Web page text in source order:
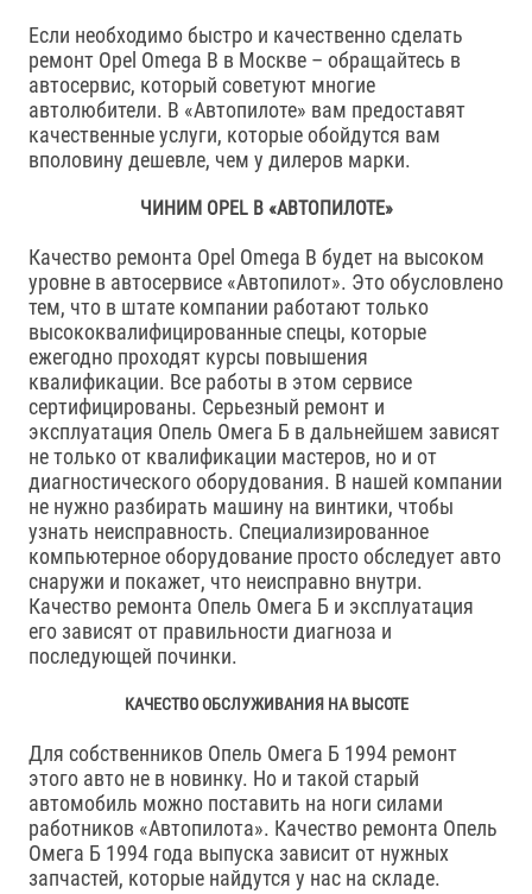
Если необходимо быстро и качественно сделать
ремонт Opel Omega B в Москве – обращайтесь в
автосервис, который советуют многие
автолюбители. В «Автопилоте» вам предоставят
качественные услуги, которые обойдутся вам
вполовину дешевле, чем у дилеров марки.
ЧИНИМ OPEL В «АВТОПИЛОТЕ»
Качество ремонта Opel Omega B будет на высоком
уровне в автосервисе «Автопилот». Это обусловлено
тем, что в штате компании работают только
высококвалифицированные спецы, которые
ежегодно проходят курсы повышения
квалификации. Все работы в этом сервисе
сертифицированы. Серьезный ремонт и
эксплуатация Опель Омега Б в дальнейшем зависят
не только от квалификации мастеров, но и от
диагностического оборудования. В нашей компании
не нужно разбирать машину на винтики, чтобы
узнать неисправность. Специализированное
компьютерное оборудование просто обследует авто
снаружи и покажет, что неисправно внутри.
Качество ремонта Опель Омега Б и эксплуатация
его зависят от правильности диагноза и
последующей починки.
КАЧЕСТВО ОБСЛУЖИВАНИЯ НА ВЫСОТЕ
Для собственников Опель Омега Б 1994 ремонт
этого авто не в новинку. Но и такой старый
автомобиль можно поставить на ноги силами
работников «Автопилота». Качество ремонта Опель
Омега Б 1994 года выпуска зависит от нужных
запчастей, которые найдутся у нас на складе.